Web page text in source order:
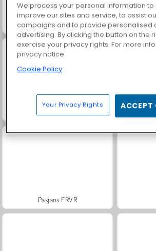
Farm Merge Valley
Pasjans FRVR
We process your personal information
improve our sites and service, to assist
campaigns and to provide personalised
advertising. By clicking the button on the
exercise your privacy rights. For more
privacy notice
Cookie Policy
Your Privacy Rights ACCEPT